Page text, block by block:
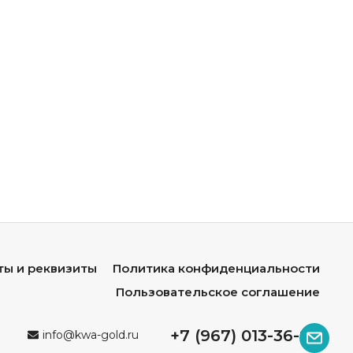
и реквизиты
Политика конфиденциальности
Пользовательское соглашение
info@kwa-gold.ru +7 (967) 013-36-96